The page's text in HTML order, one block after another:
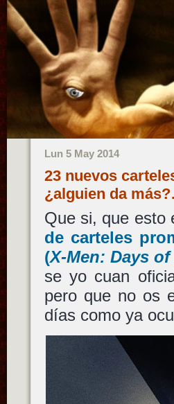
Lun 5 May 2014
23 nuevos
¿alguien da
Que si, que esto
de carteles
(X-Men: Days
se yo cuan
pero que no os
días como ya